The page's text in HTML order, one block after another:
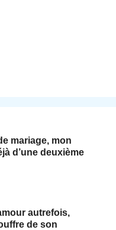
mariage, mon
d’une deuxième
autrefois,
de son